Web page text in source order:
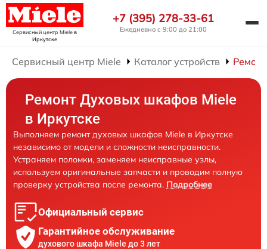
Сервисный центр Mieleв
Иркутске
+7 (395) 278-33-61
Ежедневно с 9:00 до 21:00
Сервисный центр Miele Каталог устройств
Ремонт Духовых шкафов Miele
в Иркутске
Выполняем ремонт духовых шкафов Miele в Иркутске
независимо от модели и сложности неисправности.
Устраняем поломки, заменяем неисправные узлы,
используем оригинальные запчасти и проводим полную
проверку устройства после ремонта. Подробнее
Официальный сервис
Гарантийное обслуживание
духового шкафа Miele до 3 лет